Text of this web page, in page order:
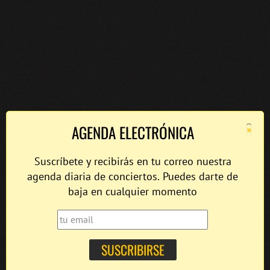
×
AGENDA ELECTRÓNICA
Suscríbete y recibirás en tu correo nuestra
agenda diaria de conciertos. Puedes darte de
baja en cualquier momento